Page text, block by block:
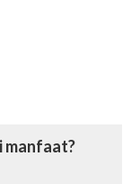
manfaat?